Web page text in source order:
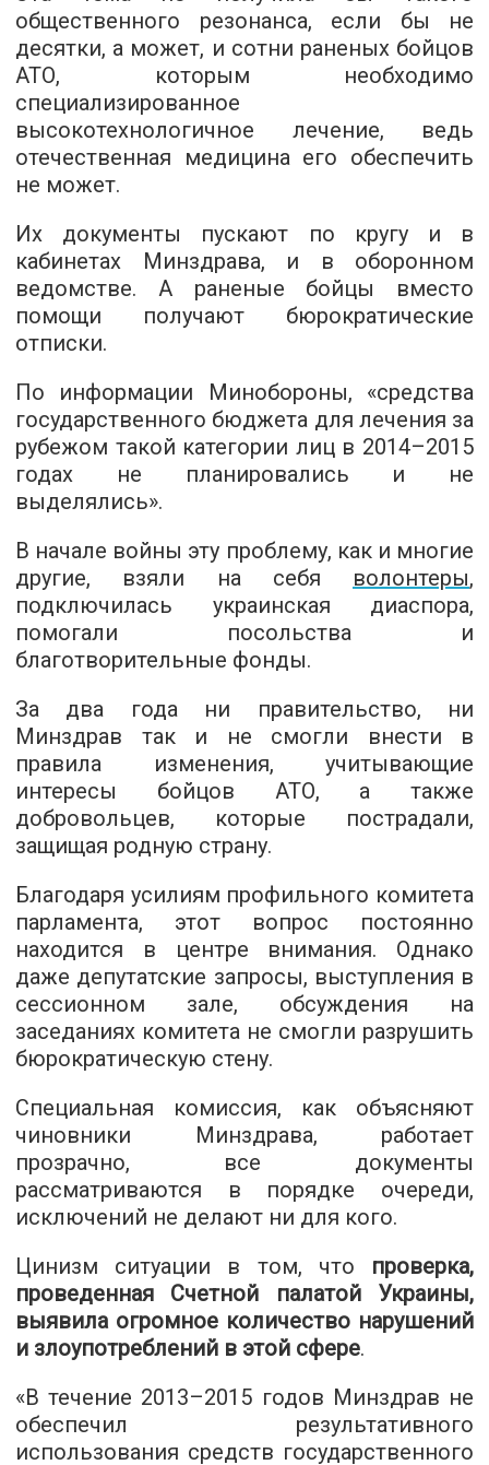
общественного резонанса, если бы не
десятки, а может, и сотни раненых бойцов
АТО, которым необходимо
специализированное
высокотехнологичное лечение, ведь
отечественная медицина его обеспечить
не может.
Их документы пускают по кругу и в
кабинетах Минздрава, и в оборонном
ведомстве. А раненые бойцы вместо
помощи получают бюрократические
отписки.
По информации Минобороны, «средства
государственного бюджета для лечения за
рубежом такой категории лиц в 2014–2015
годах не планировались и не
выделялись».
В начале войны эту проблему, как и многие
другие, взяли на себя волонтеры,
подключилась украинская диаспора,
помогали посольства и
благотворительные фонды.
За два года ни правительство, ни
Минздрав так и не смогли внести в
правила изменения, учитывающие
интересы бойцов АТО, а также
добровольцев, которые пострадали,
защищая родную страну.
Благодаря усилиям профильного комитета
парламента, этот вопрос постоянно
находится в центре внимания. Однако
даже депутатские запросы, выступления в
сессионном зале, обсуждения на
заседаниях комитета не смогли разрушить
бюрократическую стену.
Специальная комиссия, как объясняют
чиновники Минздрава, работает
прозрачно, все документы
рассматриваются в порядке очереди,
исключений не делают ни для кого.
Цинизм ситуации в том, что проверка,
проведенная Счетной палатой Украины,
выявила огромное количество нарушений
и злоупотреблений в этой сфере.
«В течение 2013–2015 годов Минздрав не
обеспечил результативного
использования средств государственного